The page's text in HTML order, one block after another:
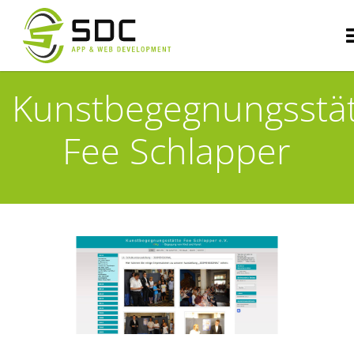
Fee Schlapper